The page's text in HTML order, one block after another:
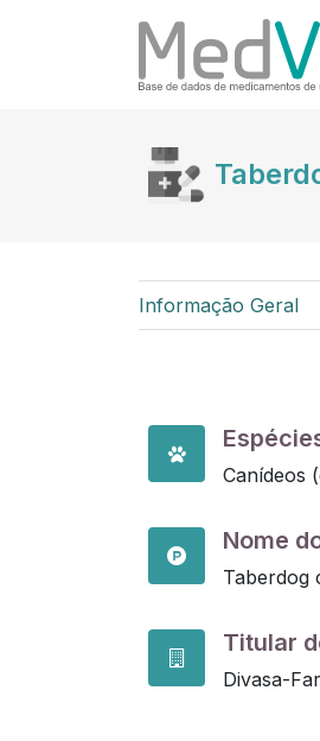
Informação Geral
Canídeos
Nome
Taberdog
Titular
Divasa-